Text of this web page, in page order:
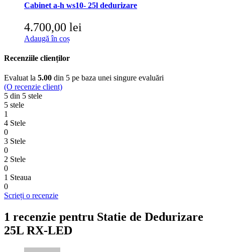
Cabinet a-h ws10- 25l dedurizare
4.700,00 lei
Adaugă în coș
Recenziile clienților
Evaluat la 5.00 din 5 pe baza unei singure evaluări
(O recenzie client)
5 din 5 stele
5 stele
1
4 Stele
0
3 Stele
0
2 Stele
0
1 Steaua
0
Scrieți o recenzie
1 recenzie pentru Statie de Dedurizare
25L RX-LED